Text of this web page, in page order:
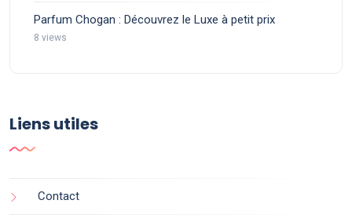
Parfum Chogan : Découvrez le Luxe à petit prix
8 views
Liens utiles
Contact